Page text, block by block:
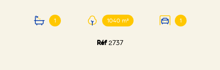
1 1040 m² 1
Réf2737